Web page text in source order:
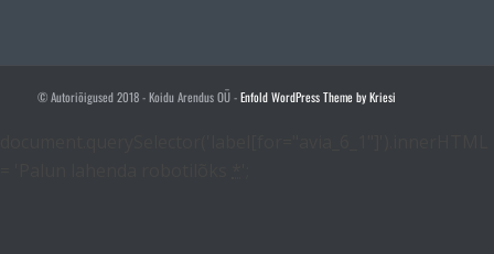
© Autoriõigused 2018 - Koidu Arendus OÜ -Enfold WordPress Theme by Kriesi